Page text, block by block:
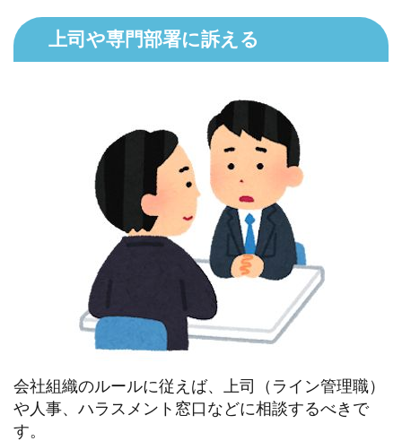
上司や専門部署に訴える
会社組織のルールに従えば、上司（ライン管理職）
や人事、ハラスメント窓口などに相談するべきで
す。